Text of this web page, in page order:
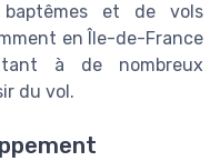
et de vols
en Île-de-France
à de nombreux
du vol.